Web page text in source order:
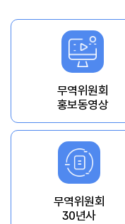
무역위원회
홍보동영상
무역위원회
30년사